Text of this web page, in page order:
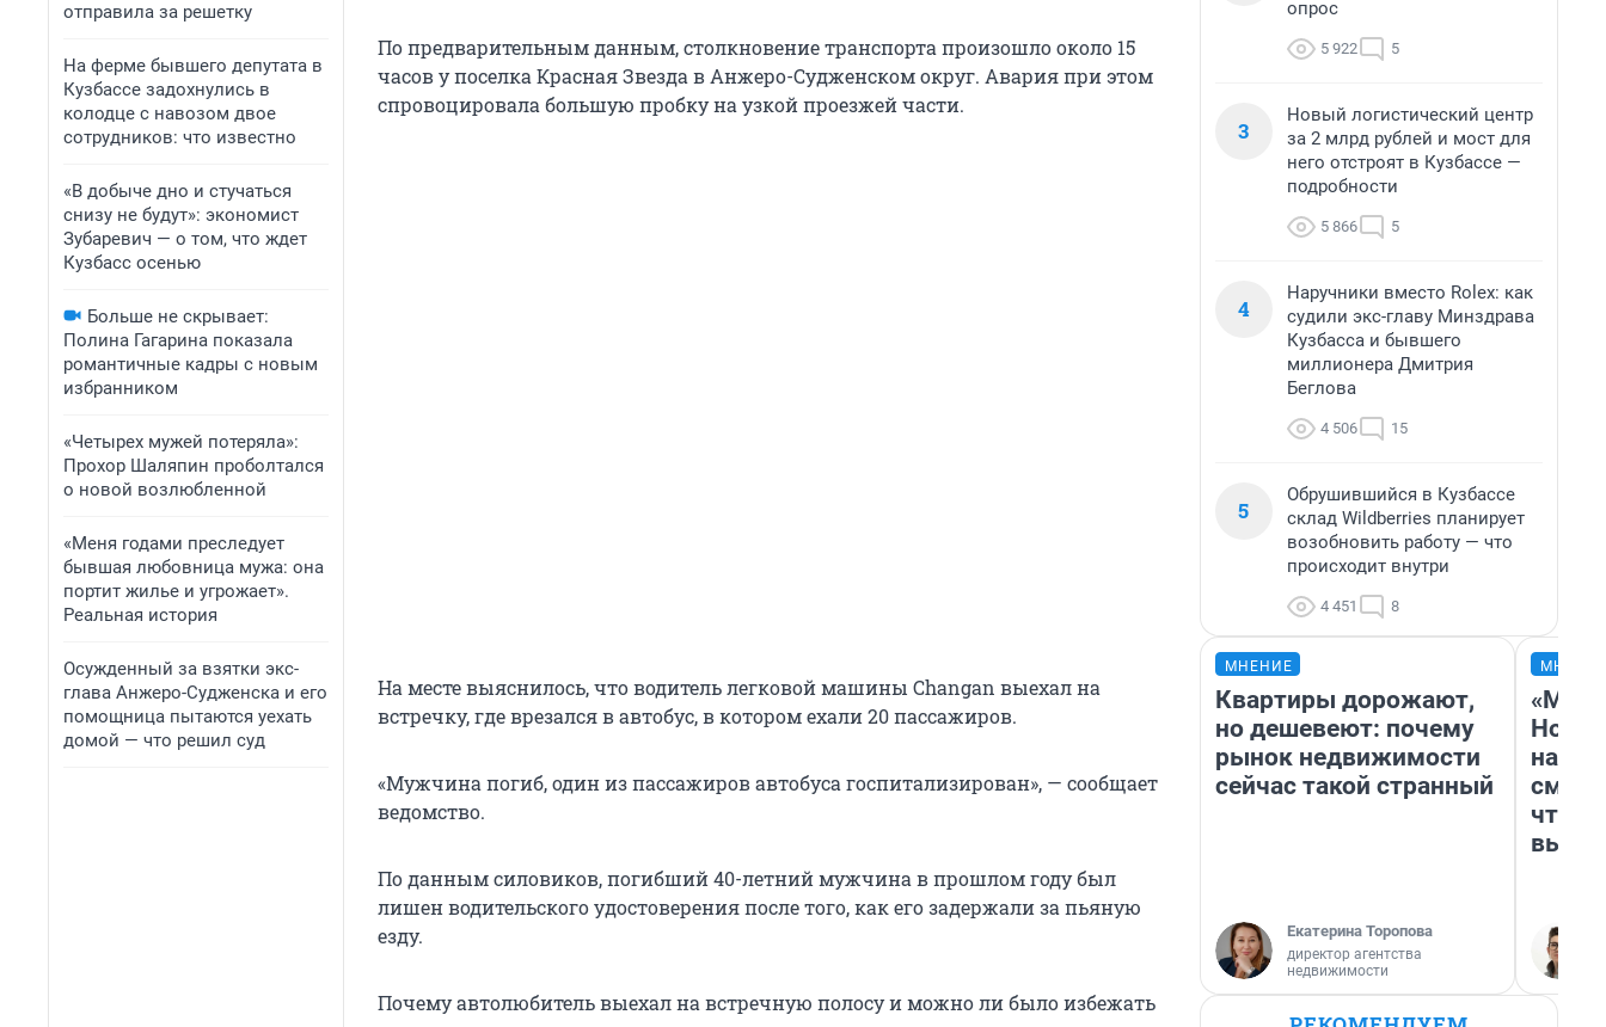
отправила за решетку
На ферме бывшего депутата в
Кузбассе задохнулись в
колодце с навозом двое
сотрудников: что известно
«В добыче дно и стучаться
снизу не будут»: экономист
Зубаревич — о том, что ждет
Кузбасс осенью
Больше не скрывает:
Полина Гагарина показала
романтичные кадры с новым
избранником
«Четырех мужей потеряла»:
Прохор Шаляпин проболтался
о новой возлюбленной
«Меня годами преследует
бывшая любовница мужа: она
портит жилье и угрожает».
Реальная история
Осужденный за взятки экс-
глава Анжеро-Судженска и его
помощница пытаются уехать
домой — что решил суд
По предварительным данным, столкновение транспорта произошло около 15
часов у поселка Красная Звезда в Анжеро-Судженском округ. Авария при этом
спровоцировала большую пробку на узкой проезжей части.
На месте выяснилось, что водитель легковой машины Changan выехал на
встречку, где врезался в автобус, в котором ехали 20 пассажиров.
«Мужчина погиб, один из пассажиров автобуса госпитализирован», — сообщает
ведомство.
По данным силовиков, погибший 40-летний мужчина в прошлом году был
лишен водительского удостоверения после того, как его задержали за пьяную
езду.
Почему автолюбитель выехал на встречную полосу и можно ли было избежать
опрос
5 922 5
3
Новый логистический центр
за 2 млрд рублей и мост для
него отстроят в Кузбассе —
подробности
5 866 5
4
Наручники вместо Rolex: как
судили экс-главу Минздрава
Кузбасса и бывшего
миллионера Дмитрия
Беглова
4 506 15
5
Обрушившийся в Кузбассе
склад Wildberries планирует
возобновить работу — что
происходит внутри
4 451 8
МНЕНИЕ
Квартиры дорожают,
но дешевеют: почему
рынок недвижимости
сейчас такой странный
Екатерина Торопова
директор агентства
недвижимости
«Мы